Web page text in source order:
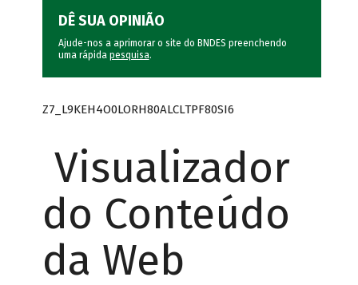
DÊ SUA OPINIÃO
Ajude-nos a aprimorar o site do BNDES preenchendo
uma rápida pesquisa.
Z7_L9KEH4O0LORH80ALCLTPF80SI6
Visualizador
do Conteúdo
da Web